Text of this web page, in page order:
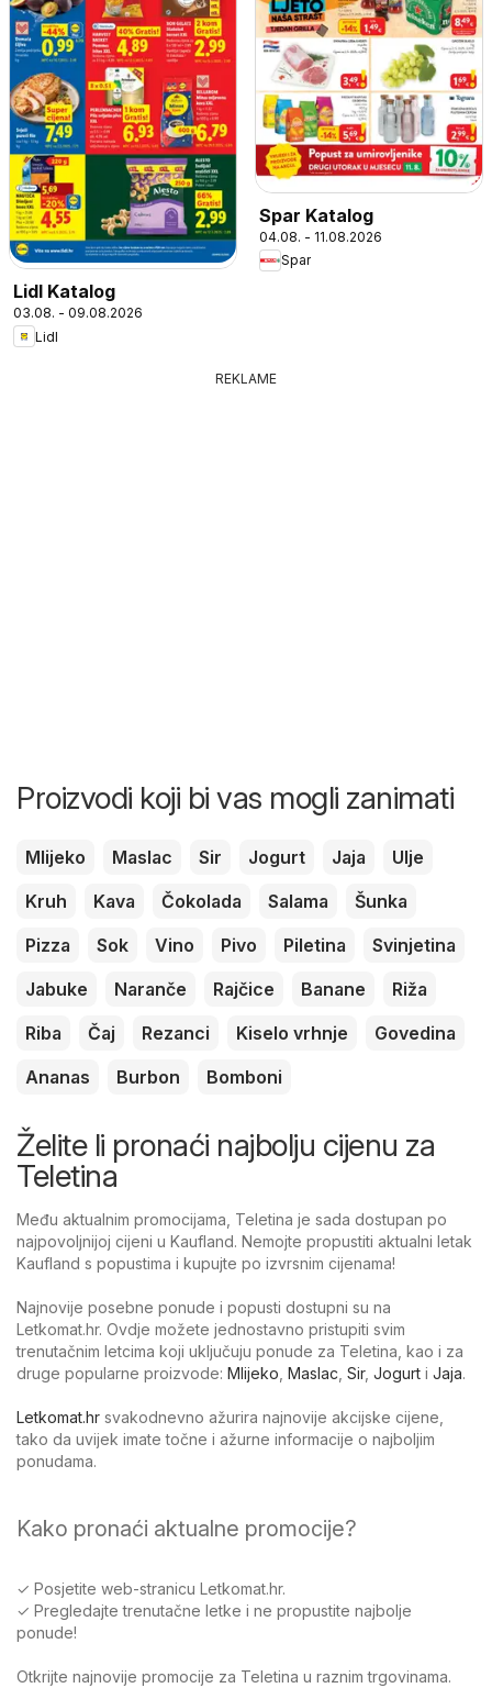
Lidl Katalog
03.08. - 09.08.2026
Lidl
Spar Katalog
04.08. - 11.08.2026
Spar
REKLAME
Proizvodi koji bi vas mogli zanimati
Mlijeko Maslac Sir Jogurt Jaja
Ulje
Kruh
Kava Čokolada Salama
Šunka
Pizza
Sok Vino Pivo Piletina
Svinjetina
Jabuke
Naranče Rajčice Banane
Riža
Riba
Čaj Rezanci Kiselo vrhnje
Govedina
Ananas
Burbon Bomboni
Želite li pronaći najbolju cijenu za
Teletina
Među aktualnim promocijama, Teletina je sada dostupan po
najpovoljnijoj cijeni u Kaufland. Nemojte propustiti aktualni letak
Kaufland s popustima i kupujte po izvrsnim cijenama!
Najnovije posebne ponude i popusti dostupni su na
Letkomat.hr. Ovdje možete jednostavno pristupiti svim
trenutačnim letcima koji uključuju ponude za Teletina, kao i za
druge popularne proizvode: Mlijeko, Maslac, Sir, Jogurt i Jaja.
Letkomat.hr svakodnevno ažurira najnovije akcijske cijene,
tako da uvijek imate točne i ažurne informacije o najboljim
ponudama.
Kako pronaći aktualne promocije?
✓ Posjetite web-stranicu Letkomat.hr.
✓ Pregledajte trenutačne letke i ne propustite najbolje
ponude!
Otkrijte najnovije promocije za Teletina u raznim trgovinama.